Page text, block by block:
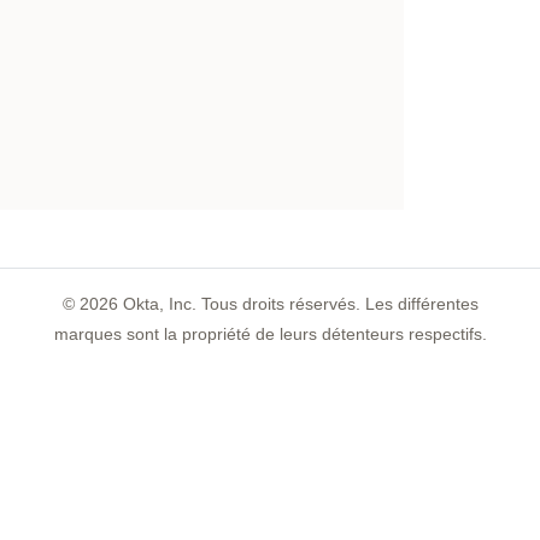
© 2026 Okta, Inc. Tous droits réservés. Les différentes
marques sont la propriété de leurs détenteurs respectifs.